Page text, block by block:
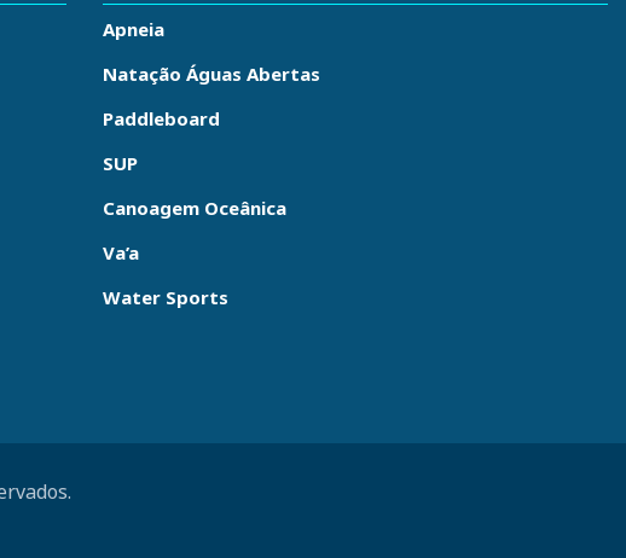
Apneia
Natação Águas Abertas
Paddleboard
SUP
Canoagem Oceânica
Va’a
Water Sports